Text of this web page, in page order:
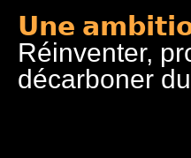
𝗨𝗻𝗲
Réinventer,
décarboner